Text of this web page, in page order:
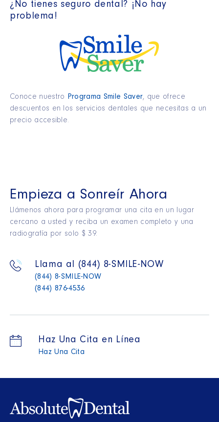
¿No tienes seguro dental? ¡No hay
problema!
Conoce nuestro Programa Smile Saver, que ofrece
descuentos en los servicios dentales que necesitas a un
precio accesible.
Empieza a Sonreír Ahora
Llámenos ahora para programar una cita en un lugar
cercano a usted y reciba un examen completo y una
radiografía por solo $ 39.
Llama al (844) 8-SMILE-NOW
(844) 8-SMILE-NOW
(844) 876-4536
Haz Una Cita en Línea
Haz Una Cita